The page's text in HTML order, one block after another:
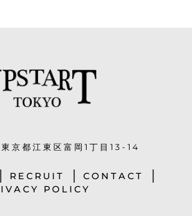
京都江東区富岡1丁目13-14
RECRUIT
CONTACT
POLICY